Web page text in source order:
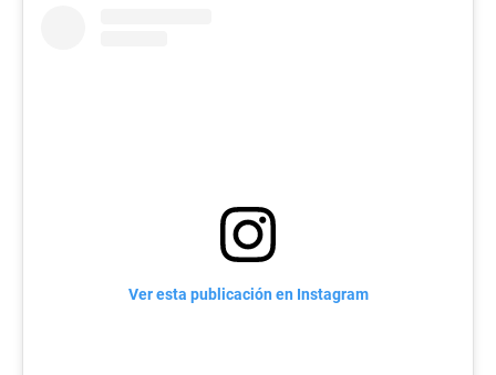
Ver esta publicación en Instagram